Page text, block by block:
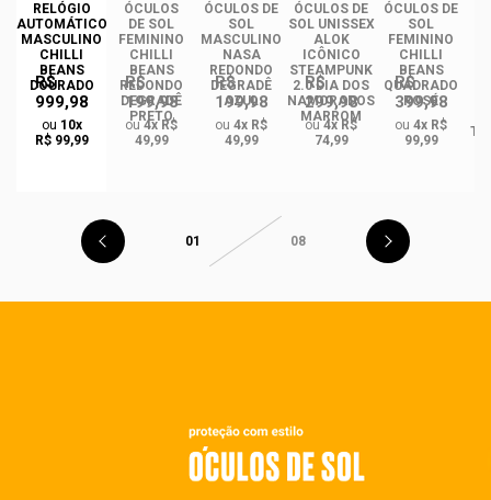
RELÓGIO
AUTOMÁTICO
MASCULINO
CHILLI
BEANS
DOURADO
R$
999,98
ou 10x
R$ 99,99
ÓCULOS
DE SOL
FEMININO
CHILLI
BEANS
REDONDO
DEGRADÊ
PRETO
R$
199,98
ou4x R$
49,99
ÓCULOS DE
SOL
MASCULINO
NASA
REDONDO
DEGRADÊ
AZUL
R$
199,98
ou 4x R$
49,99
ÓCULOS DE
SOL UNISSEX
ALOK
ICÔNICO
STEAMPUNK
2.0 DIA DOS
NAMORADOS
MARROM
R$
299,98
ou4x R$
74,99
ÓCULOS DE
SOL
FEMININO
CHILLI
BEANS
QUADRADO
ROSÉ
R$
399,98
ou 4x R$
99,99
01 08